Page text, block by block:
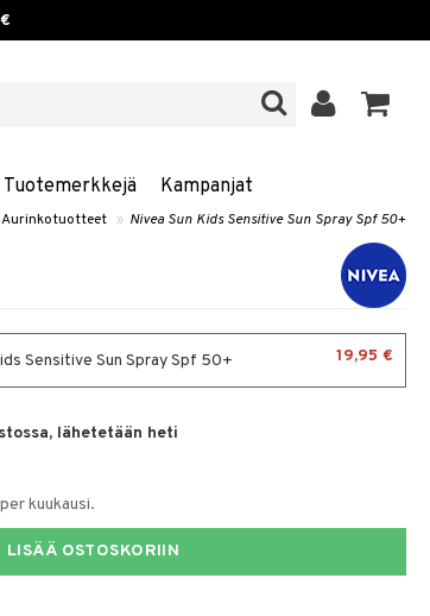
Tuotemerkkejä Kampanjat
Aurinkotuotteet » Nivea Sun Kids Sensitive Sun Spray Spf 50+
Sensitive Sun Spray Spf 50+ 19,95 €
lähetetään heti
kuukausi.
LISÄÄ OSTOSKORIIN